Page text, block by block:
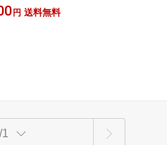
円 送料無料
1